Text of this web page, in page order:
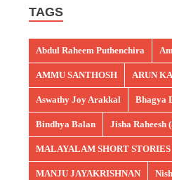
TAGS
Abdul Raheem Puthenchira
AMMU SANTHOSH ARUN
Aswathy Joy Arakkal Bhagya
Bindhya Balan Jisha Raheesh
MALAYALAM SHORT STORIES
MANJU JAYAKRISHNAN